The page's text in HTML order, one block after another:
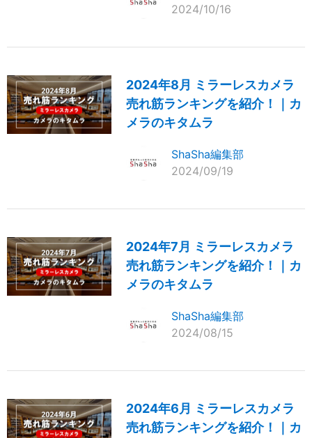
2024/10/16
2024年8月 ミラーレスカメラ
売れ筋ランキングを紹介！｜カ
メラのキタムラ
ShaSha編集部
2024/09/19
2024年7月 ミラーレスカメラ
売れ筋ランキングを紹介！｜カ
メラのキタムラ
ShaSha編集部
2024/08/15
2024年6月 ミラーレスカメラ
売れ筋ランキングを紹介！｜カ